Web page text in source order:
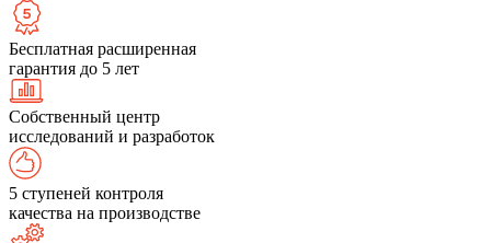
Бесплатная расширенная
гарантия до 5 лет
Собственный центр
исследований и разработок
5 ступеней контроля
качества на производстве